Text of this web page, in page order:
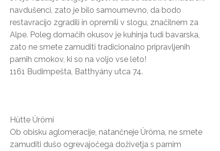
navdušenci, zato je bilo samoumevno, da bodo
restavracijo zgradili in opremili v slogu, značilnem za
Alpe. Poleg domačih okusov je kuhinja tudi bavarska,
zato ne smete zamuditi tradicionalno pripravljenih
parnih cmokov, ki so na voljo vse leto!
1161 Budimpešta, Batthyány utca 74.
Hütte Ürömi
Ob obisku aglomeracije, natančneje Üröma, ne smete
zamuditi dušo ogrevajočega doživetja s parnim